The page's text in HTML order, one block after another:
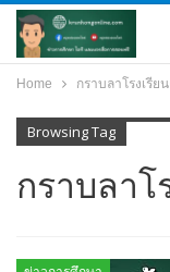
Home กราบลาโรงเรีย
Browsing Tag
กราบลาโ